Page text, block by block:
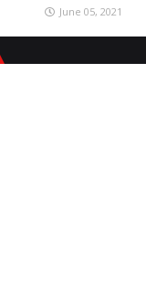
June 05, 2021